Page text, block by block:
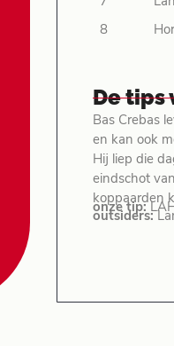
8
De tips
Bas Crebas
en kan ook
Hij liep die
eindschot
koppaarden
onze tip:
outsiders: